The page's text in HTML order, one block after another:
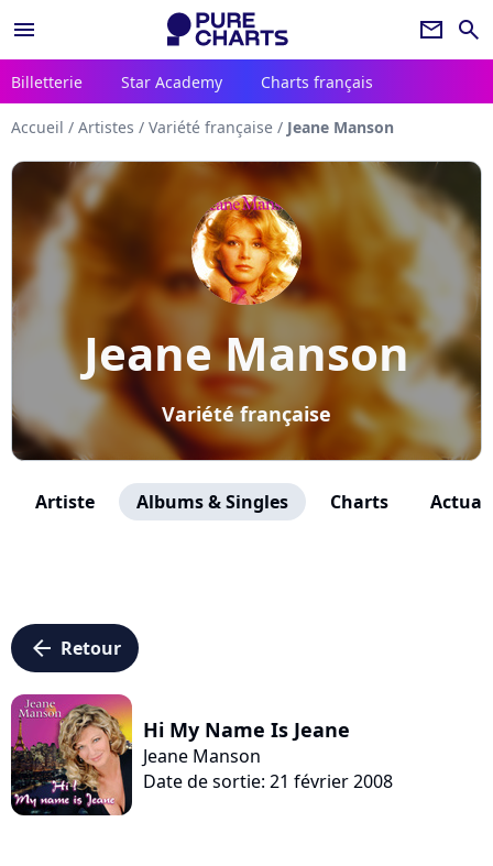
menu newsletter search
Billetterie Star Academy Charts français
Accueil / Artistes / Variété française / Jeane Manson
Jeane Manson
Variété française
Artiste Albums & Singles Charts
arrow_left Retour
Hi My Name Is Jeane
Jeane Manson
Date de sortie: 21 février 2008